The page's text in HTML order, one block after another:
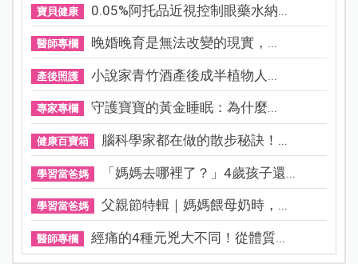
寶貝健康 0.05%阿托品近視控制眼藥水納...
醫師專欄 晚婚晚育是無法改變的現實，...
產後照護 小說家青竹酒產後成半植物人...
專家專欄 守護寶寶的黃金睡眠：為什麼...
健康百寶箱 腦科學家都在做的散步秘訣！...
學習當爸媽 「媽媽去哪裡了？」4歲孩子還...
學習當爸媽 父親節特輯｜媽媽餵母奶時，...
醫師專欄 經痛的4種元兇大不同！從體質...